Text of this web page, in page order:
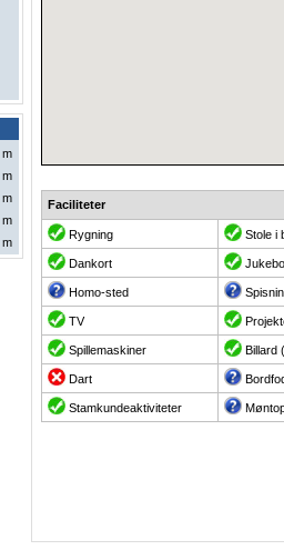
m
m
m
m
m
Faciliteter
Rygning Stole i
Dankort
Homo-sted
TV
Spillemaskiner Billard
Dart
Stamkundeaktiviteter